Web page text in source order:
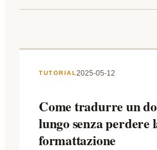
TUTORIAL2025-05-12
Come tradurre un
lungo senza perdere
formattazione